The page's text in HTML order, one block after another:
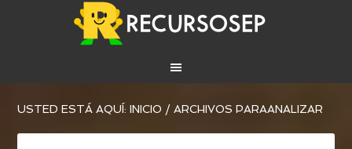
USTED ESTÁ AQUÍ:INICIO / ARCHIVOS PARAANALIZAR